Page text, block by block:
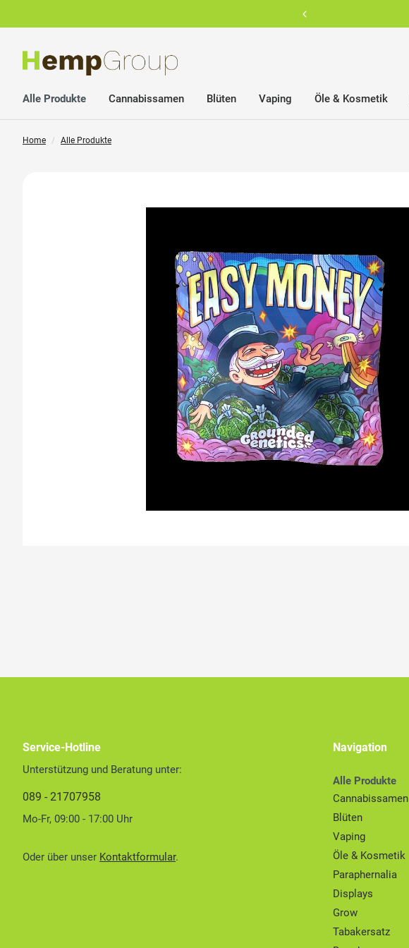
Alle Produkte Cannabissamen Blüten Vaping Öle & Kosmetik
Home Alle Produkte
Service-Hotline
Unterstützung und Beratung unter:
089 - 21707958
Mo-Fr, 09:00 - 17:00 Uhr
Oder über unser Kontaktformular.
Navigation
Alle Produkte
Cannabissamen
Blüten
Vaping
Öle & Kosmetik
Paraphernalia
Displays
Grow
Tabakersatz